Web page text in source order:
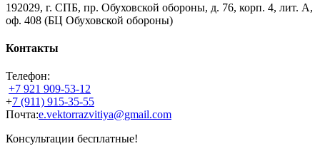
192029, г. СПБ, пр. Обуховской обороны, д. 76, корп. 4, лит. А,
оф. 408 (БЦ Обуховской обороны)
Контакты
Телефон:
+7 921 909-53-12
+7 (911) 915-35-55
Почта:e.vektorrazvitiya@gmail.com
Консультации бесплатные!